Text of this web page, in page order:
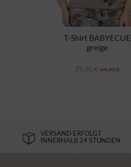
T-Shirt BABYECUE
greige
29,90 € 44,90 €
VERSAND ERFOLGT
INNERHALB 24 STUNDEN